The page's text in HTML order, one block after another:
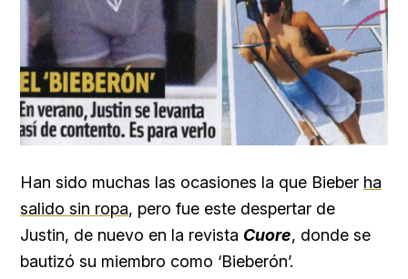
Han sido muchas las ocasiones la que Bieber ha
salido sin ropa, pero fue este despertar de
Justin, de nuevo en la revista Cuore, donde se
bautizó su miembro como ‘Bieberón’.